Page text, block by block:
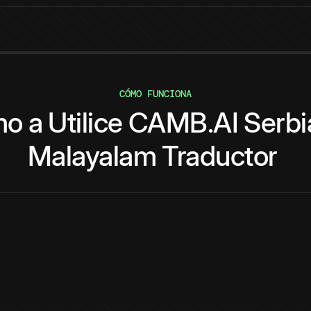
CÓMO FUNCIONA
a Utilice CAMB.AI
Malayalam Traductor